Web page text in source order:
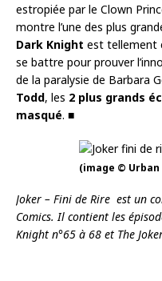
estropiée par le Clown
montre l’une des plus
Dark Knight est tellement
se battre pour prouver
de la paralysie de Barbara
Todd, les 2 plus grands
masqué. ■
(image © Urban
Joker – Fini de Rire est un
Comics.Il contient les
Knight n°65 à 68 et The